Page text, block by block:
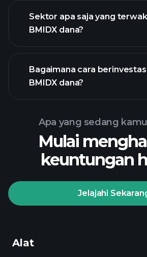
pegangan
Sektor apa saja yang
BMIDX dana?
Bagaimana cara
BMIDX dana?
Playtrade
Apa yang sedang
Mulai
keuntungan
Jelajahi
Alat